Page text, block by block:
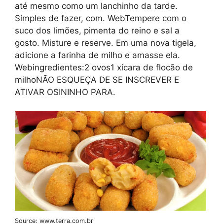
até mesmo como um lanchinho da tarde.
Simples de fazer, com. WebTempere com o
suco dos limões, pimenta do reino e sal a
gosto. Misture e reserve. Em uma nova tigela,
adicione a farinha de milho e amasse ela.
Webingredientes:2 ovos1 xícara de flocão de
milhoNÃO ESQUEÇA DE SE INSCREVER E
ATIVAR OSININHO PARA.
Source: www.terra.com.br